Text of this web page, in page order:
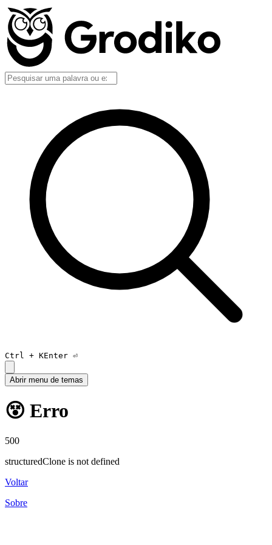
Ctrl + KEnter ⏎
Abrir menu de temas
😵 Erro
500
structuredClone is not defined
Voltar
Sobre